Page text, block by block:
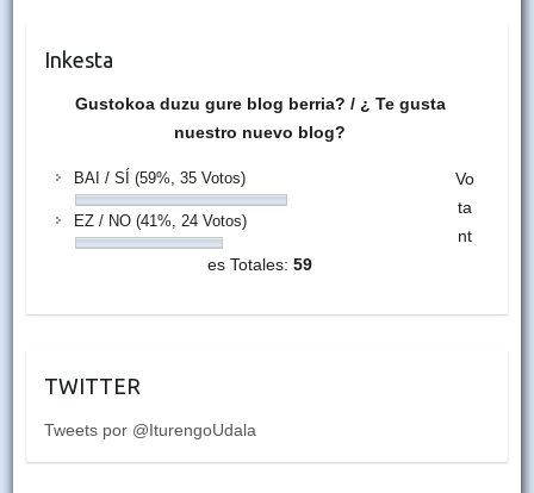
Inkesta
Gustokoa duzu gure blog berria? / ¿ Te gusta
nuestro nuevo blog?
BAI / SÍ (59%, 35 Votos)
EZ / NO (41%, 24 Votos)
Vo
ta
nt
es Totales:59
TWITTER
Tweets por @IturengoUdala